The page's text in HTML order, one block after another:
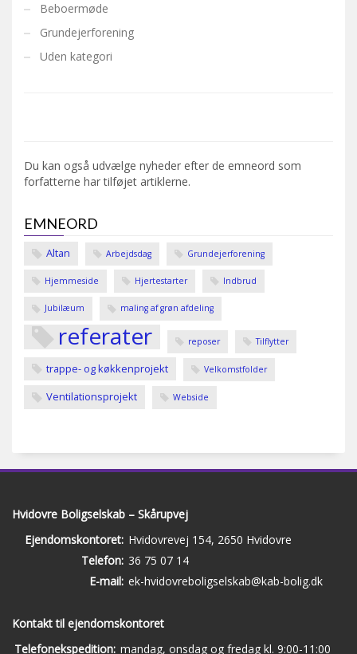
Beboermøde
Grundejerforening
Uden kategori
Du kan også udvælge nyheder efter de emneord som
forfatterne har tilføjet artiklerne.
EMNEORD
Altan Arbejdsdag Grundejerforening
Hjemmeside Hjertestarter Indbrud
Jubilæum maling af grøn afdeling
referater reposer Tilflytter
trappe- og køkkenprojekt Velkomstfolder
Ventilationsprojekt Webside
Hvidovre Boligselskab – Skårupvej
Ejendomskontoret: Hvidovrevej 154, 2650 Hvidovre
Telefon: 36 75 07 14
E-mail: ek-hvidovreboligselskab@kab-bolig.dk
Kontakt til ejendomskontoret
Telefonekspedition: mandag, onsdag og fredag kl. 9:00-11:00